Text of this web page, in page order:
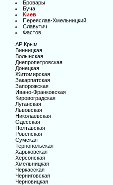
Бровары
Буча
Киев
Переяслав-Хмельницкий
Славутич
Фастов
АР Крым
Винницкая
Волынская
Днепропетровская
Донецкая
Житомирская
Закарпатская
Запорожская
Ивано-Франковская
Кировоградская
Луганская
Львовская
Николаевская
Одесская
Полтавская
Ровенская
Сумская
Тернопольская
Харьковская
Херсонская
Хмельницкая
Черкасская
Черниговская
Черновицкая